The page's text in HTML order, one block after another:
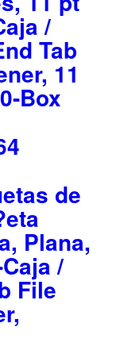
/
Tab
11
Box
de
Plana,
/
File